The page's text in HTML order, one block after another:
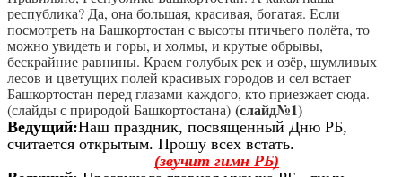
республика? Да, она большая, красивая, богатая. Если
посмотреть на Башкортостан с высоты птичьего полёта, то
можно увидеть и горы, и холмы, и крутые обрывы,
бескрайние равнины. Краем голубых рек и озёр, шумливых
лесов и цветущих полей красивых городов и сел встает
Башкортостан перед глазами каждого, кто приезжает сюда.
(слайды с природой Башкортостана) (слайд№1)
Ведущий:Наш праздник, посвященный Дню РБ,
считается открытым. Прошу всех встать.
(звучит гимн РБ)